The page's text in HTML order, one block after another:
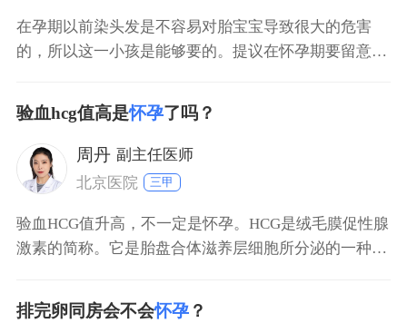
在孕期以前染头发是不容易对胎宝宝导致很大的危害
的，所以这一小孩是能够要的。提议在怀孕期要留意叶
衡，避免服用过多高脂的食材，尽可能的服用某些蛋白
质食物。在怀孕期要定期的看医生开展产检。
验血hcg值高是怀孕了吗？
周丹 副主任医师
北京医院
三甲
验血HCG值升高，不一定是怀孕。HCG是绒毛膜促性腺
激素的简称。它是胎盘合体滋养层细胞所分泌的一种糖
有关的疾病有好多种，例如异位妊娠，葡萄胎，绒毛膜
上皮癌，不完全流产，畸胎瘤，精原细胞睾丸癌等，因
排完卵同房会不会怀孕？